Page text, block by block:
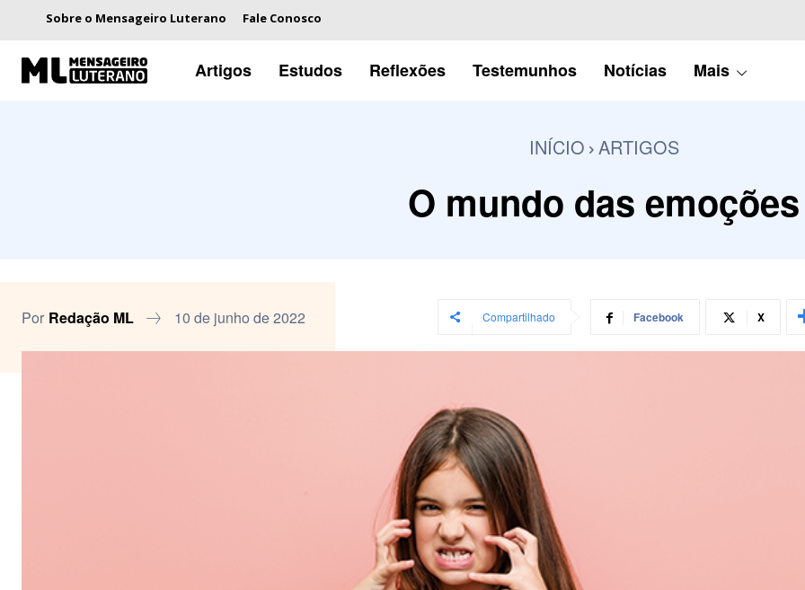
Sobre o Mensageiro Luterano Fale Conosco
Artigos Estudos Reflexões Testemunhos Notícias Mais
INÍCIO ARTIGOS
O mundo das emoções
Por Redação ML 10 de junho de 2022 Compartilhado Facebook X